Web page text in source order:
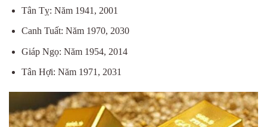
Tân Tỵ: Năm 1941, 2001
Canh Tuất: Năm 1970, 2030
Giáp Ngọ: Năm 1954, 2014
Tân Hợi: Năm 1971, 2031